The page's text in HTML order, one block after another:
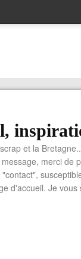
et la
merci de
d'accueil. Je